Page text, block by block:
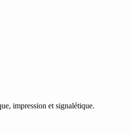
impression et signalétique.